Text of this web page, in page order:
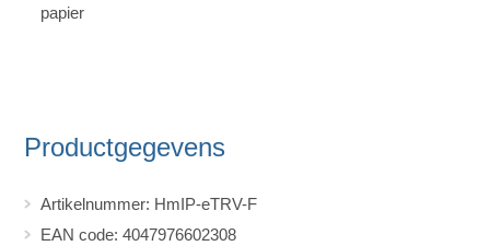
papier
Productgegevens
Artikelnummer: HmIP-eTRV-F
EAN code: 4047976602308